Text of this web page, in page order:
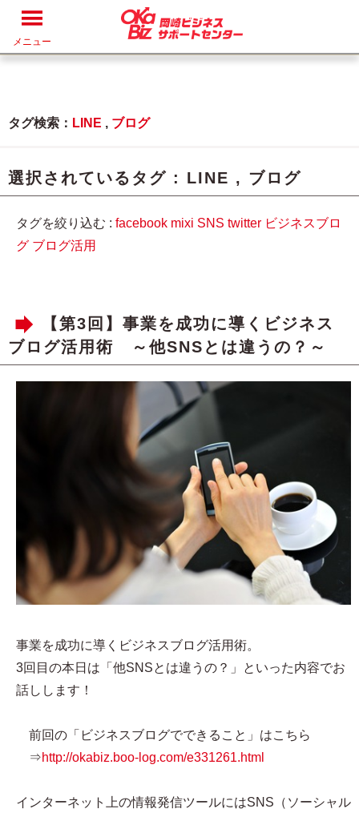
メニュー
タグ検索： LINE , ブログ
選択されているタグ : LINE , ブログ
タグを絞り込む : facebook mixi SNS twitter ビジネスブロ
グ ブログ活用
【第3回】事業を成功に導くビジネス
ブログ活用術 ～他SNSとは違うの？～
事業を成功に導くビジネスブログ活用術。
3回目の本日は「他SNSとは違うの？」といった内容でお
話しします！
前回の「ビジネスブログでできること」はこちら
⇒http://okabiz.boo-log.com/e331261.html
インターネット上の情報発信ツールにはSNS（ソーシャル